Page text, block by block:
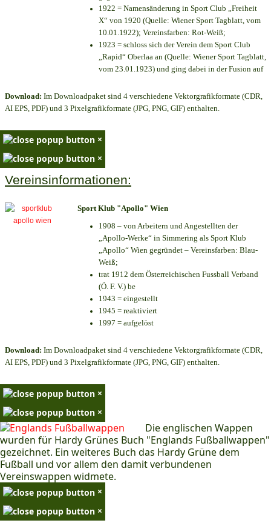
1922 = Namensänderung in Sport Club „Freiheit
X“ von 1920 (Quelle: Wiener Sport Tagblatt, vom
10.01.1922); Vereinsfarben: Rot-Weiß;
1923 = schloss sich der Verein dem Sport Club
„Rapid“ Oberlaa an (Quelle: Wiener Sport Tagblatt,
vom 23.01.1923) und ging dabei in der Fusion auf
Download: Im Downloadpaket sind 4 verschiedene Vektorgrafikformate (CDR,
AI EPS, PDF) und 3 Pixelgrafikformate (JPG, PNG, GIF) enthalten.
×
×
Vereinsinformationen:
Sport Klub "Apollo" Wien
1908 – von Arbeitern und Angestellten der
„Apollo-Werke“ in Simmering als Sport Klub
„Apollo“ Wien gegründet – Vereinsfarben: Blau-
Weiß;
trat 1912 dem Österreichischen Fussball Verband
(Ö. F. V.) be
1943 = eingestellt
1945 = reaktiviert
1997 = aufgelöst
Download: Im Downloadpaket sind 4 verschiedene Vektorgrafikformate (CDR,
AI EPS, PDF) und 3 Pixelgrafikformate (JPG, PNG, GIF) enthalten.
×
×
Die englischen Wappen
wurden für Hardy Grünes Buch "Englands Fußballwappen"
gezeichnet. Ein weiteres Buch das Hardy Grüne dem
Fußball und vor allem den damit verbundenen
Vereinswappen widmete.
×
×